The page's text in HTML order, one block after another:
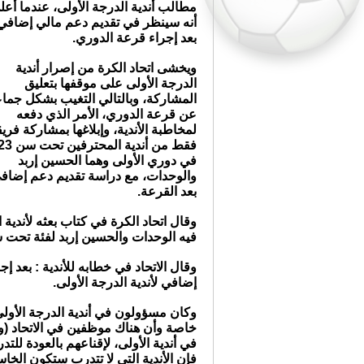
مطالب أندية الدرجة الأولى، عندما
أنه سينظر في تقديم دعم مالي
بعد إجراء قرعة الدوري.
ويخشى اتحاد الكرة من إصرار أندية
الدرجة الأولى على موقفها بتعليق
المشاركة، وبالتالي التغيب بشكل
عن قرعة الدوري، الأمر الذي دفعه
لمخاطبة الأندية، وإبلاغها بمشاركة
فقط من أندية
في دوري الأولى وهما الحسين إربد
والوحدات، مع دراسة تقديم دعم
بعد القرعة.
وقال اتحاد الكرة في كتاب بعثه
فيه الوحدات والحسين إربد لفئة تحت سن 23، بحثا عن الفوائد
وقال الاتحاد في خطابه للأندية : بعد
إضافي لأندية الدرجة الأولى.
وكان مسؤولون في أندية الدرجة
خاصة وأن هناك موظفين في الاتحاد
في أندية الأولى، لإقناعهم بالعودة
فإن الأندية التي لا تتدرب ستكون